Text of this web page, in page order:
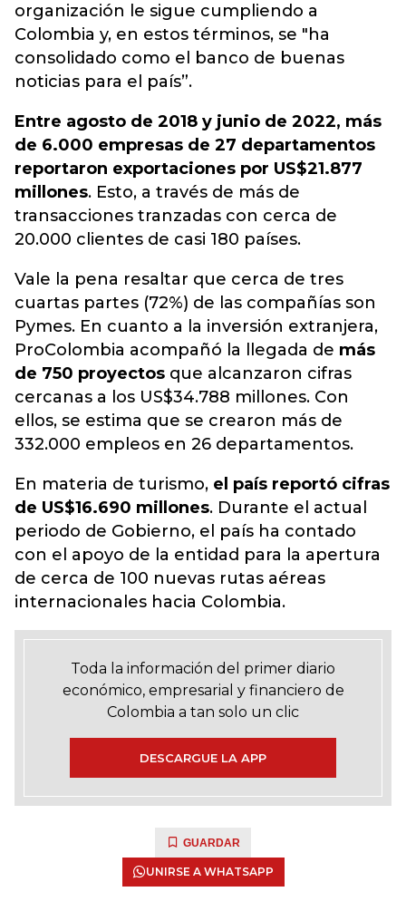
organización le sigue cumpliendo a
Colombia y, en estos términos, se "ha
consolidado como el banco de buenas
noticias para el país”.
Entre agosto de 2018 y junio de 2022, más
de 6.000 empresas de 27 departamentos
reportaron exportaciones por US$21.877
millones. Esto, a través de más de
transacciones tranzadas con cerca de
20.000 clientes de casi 180 países.
Vale la pena resaltar que cerca de tres
cuartas partes (72%) de las compañías son
Pymes. En cuanto a la inversión extranjera,
ProColombia acompañó la llegada de más
de 750 proyectos que alcanzaron cifras
cercanas a los US$34.788 millones. Con
ellos, se estima que se crearon más de
332.000 empleos en 26 departamentos.
En materia de turismo, el país reportó cifras
de US$16.690 millones. Durante el actual
periodo de Gobierno, el país ha contado
con el apoyo de la entidad para la apertura
de cerca de 100 nuevas rutas aéreas
internacionales hacia Colombia.
Toda la información del primer diario
económico, empresarial y financiero de
Colombia a tan solo un clic
DESCARGUE LA APP
GUARDAR
UNIRSE A WHATSAPP